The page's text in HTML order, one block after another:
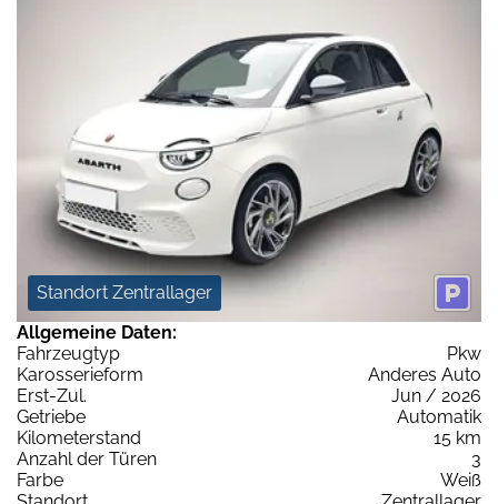
Standort Zentrallager
Allgemeine Daten:
Fahrzeugtyp
Pkw
Karosserieform
Anderes Auto
Erst-Zul.
Jun / 2026
Getriebe
Automatik
Kilometerstand
15 km
Anzahl der Türen
3
Farbe
Weiß